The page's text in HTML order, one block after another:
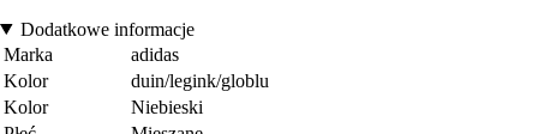
Dodatkowe informacje
Marka
adidas
Kolor
duin/legink/globlu
Kolor
Niebieski